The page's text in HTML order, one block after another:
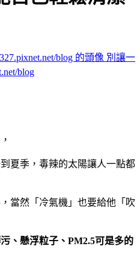
別讓一
blog
夏季，毒辣的太陽讓人一點都
當然「冷氣機」也要給他「吹
、懸浮粒子、PM2.5可是多的